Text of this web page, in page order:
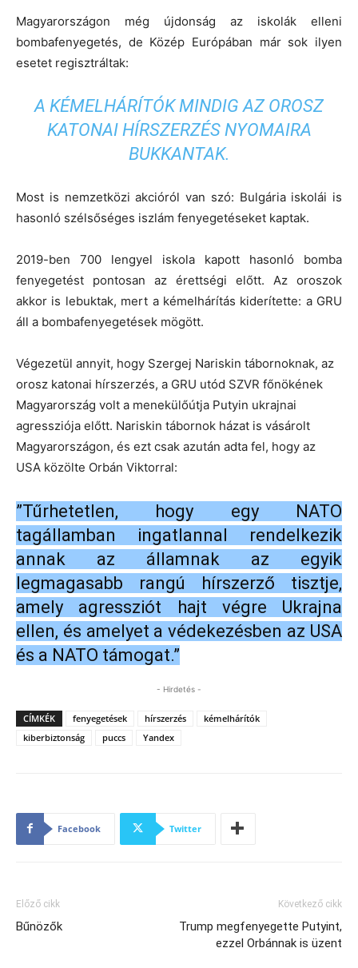
Magyarországon még újdonság az iskolák elleni
bombafenyegetés, de Közép Európában már sok ilyen
esetet regisztráltak:
A KÉMELHÁRÍTÓK MINDIG AZ OROSZ
KATONAI HÍRSZERZÉS NYOMAIRA
BUKKANTAK.
Most is nemzetközi akcióról van szó: Bulgária iskolái is
hasonló szélsőséges iszlám fenyegetéseket kaptak.
2019-ben 700 lengyel iskola kapott hasonló bomba
fenyegetést pontosan az érettségi előtt. Az oroszok
akkor is lebuktak, mert a kémelhárítás kiderítette: a GRU
áll a bombafenyegetések mögött.
Végezetül annyit, hogy Szergej Nariskin tábornoknak, az
orosz katonai hírszerzés, a GRU utód SZVR főnökének
Magyarország volt a menekülőútja Putyin ukrajnai
agressziója előtt. Nariskin tábornok házat is vásárolt
Magyarországon, és ezt csak azután adta fel, hogy az
USA közölte Orbán Viktorral:
”Tűrhetetlen, hogy egy NATO
tagállamban ingatlannal rendelkezik
annak az államnak az egyik
legmagasabb rangú hírszerző tisztje,
amely agressziót hajt végre Ukrajna
ellen, és amelyet a védekezésben az USA
és a NATO támogat.”
- Hirdetés -
CÍMKÉK fenyegetések hírszerzés
kémelhárítók
kiberbiztonság
puccs Yandex
Facebook Twitter
Előző cikk
Bűnözők
Következő cikk
Trump megfenyegette Putyint,
ezzel Orbánnak is üzent